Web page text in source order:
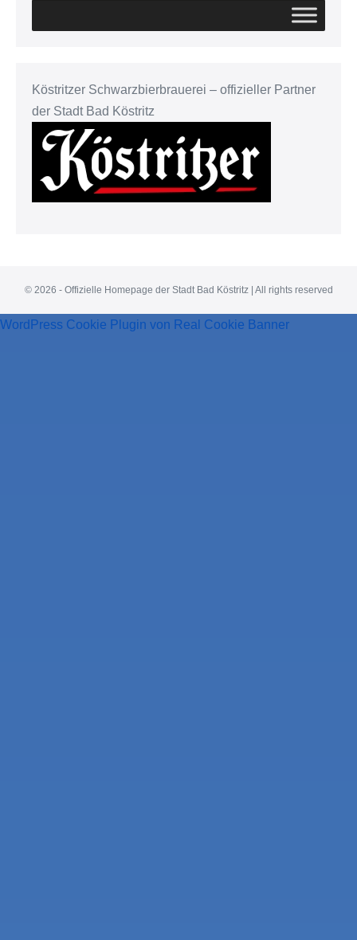
Köstritzer Schwarzbierbrauerei – offizieller Partner
der Stadt Bad Köstritz
© 2026 - Offizielle Homepage der Stadt Bad Köstritz | All rights reserved
WordPress Cookie Plugin von Real Cookie Banner